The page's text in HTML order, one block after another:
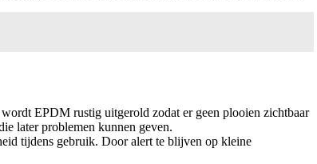
EPDM rustig uitgerold zodat er geen plooien zichtbaar
later problemen kunnen geven.
tijdens gebruik. Door alert te blijven op kleine